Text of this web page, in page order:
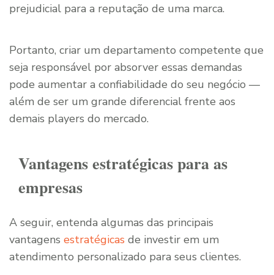
prejudicial para a reputação de uma marca.
Portanto, criar um departamento competente que
seja responsável por absorver essas demandas
pode aumentar a confiabilidade do seu negócio —
além de ser um grande diferencial frente aos
demais players do mercado.
Vantagens estratégicas para as
empresas
A seguir, entenda algumas das principais
vantagens estratégicas de investir em um
atendimento personalizado para seus clientes.